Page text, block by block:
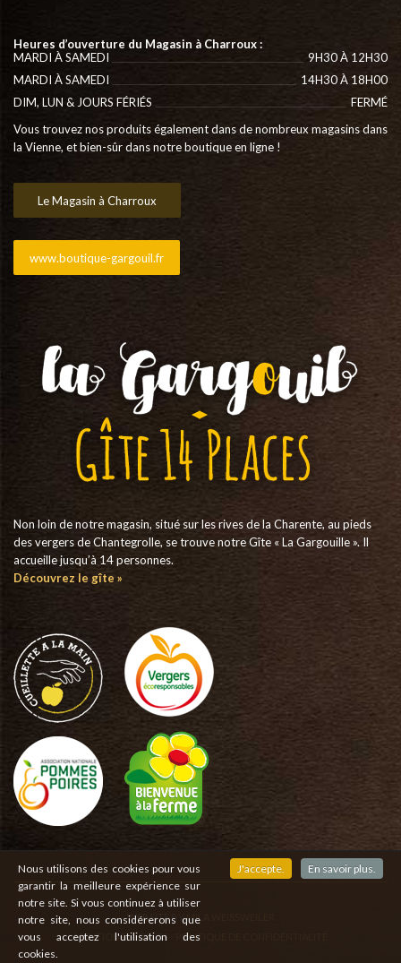
Heures d’ouverture du Magasin à Charroux :
MARDI À SAMEDI
9H30 À 12H30
MARDI À SAMEDI
14H30 À 18H00
DIM, LUN & JOURS FÉRIÉS
FERMÉ
Vous trouvez nos produits également dans de nombreux magasins dans
la Vienne, et bien-sûr dans notre boutique en ligne !
Le Magasin à Charroux
www.boutique-gargouil.fr
Non loin de notre magasin, situé sur les rives de la Charente, au pieds
des vergers de Chantegrolle, se trouve notre Gîte « La Gargouille ». Il
accueille jusqu’à 14 personnes.
Découvrez le gîte »
WEBSITE BYMILA WEISSWEILER
MENTIONS LÉGALES
POLITIQUE DE CONFIDENTIALITÉ
Nous utilisons des cookies pour vous
garantir la meilleure expérience sur
notre site. Si vous continuez à utiliser
notre site, nous considérerons que
vous acceptez l'utilisation des
cookies.
J'accepte. En savoir plus.